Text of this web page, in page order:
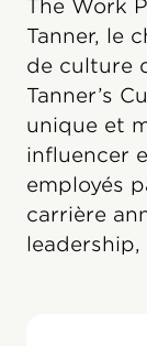
The Work
Tanner, le
de culture
Tanner’s
unique et
influencer
employés
carrière